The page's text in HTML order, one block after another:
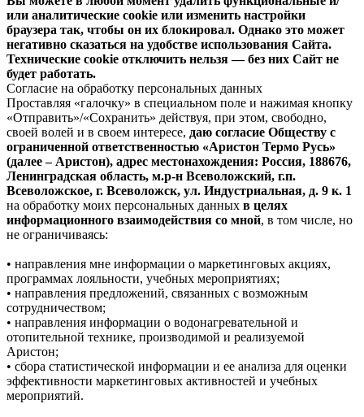
или аналитические cookie или изменить настройки
браузера так, чтобы он их блокировал. Однако это может
негативно сказаться на удобстве использования Сайта.
Технические cookie отключить нельзя — без них Сайт не
будет работать.
Согласие на обработку персональных данных
Проставляя «галочку» в специальном поле и нажимая кнопку
«Отправить»/«Сохранить» действуя, при этом, свободно,
своей волей и в своем интересе, даю согласие Обществу с
ограниченной ответственностью «Аристон Термо Русь»
(далее – Аристон), адрес местонахождения: Россия, 188676,
Ленинградская область, м.р-н Всеволожский, г.п.
Всеволожское, г. Всеволожск, ул. Индустриальная, д. 9 к. 1
на обработку моих персональных данных в целях
информационного взаимодействия со мной, в том числе, но
не ограничиваясь:
• направления мне информации о маркетинговых акциях,
программах лояльности, учебных мероприятиях;
• направления предложений, связанных с возможным
сотрудничеством;
• направления информации о водонагревательной и
отопительной технике, производимой и реализуемой
Аристон;
• сбора статистической информации и ее анализа для оценки
эффективности маркетинговых активностей и учебных
мероприятий.